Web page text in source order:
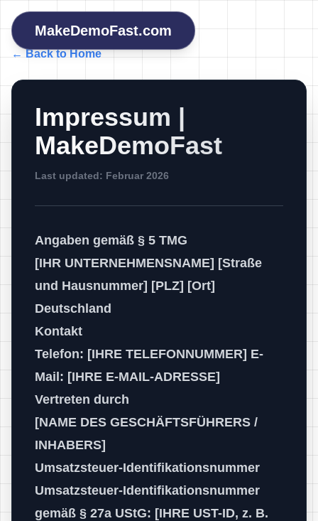
MakeDemoFast.com
← Back to Home
Impressum |
MakeDemoFast
Last updated: Februar 2026
Angaben gemäß § 5 TMG
[IHR UNTERNEHMENSNAME] [Straße
und Hausnummer] [PLZ] [Ort]
Deutschland
Kontakt
Telefon: [IHRE TELEFONNUMMER] E-
Mail: [IHRE E-MAIL-ADRESSE]
Vertreten durch
[NAME DES GESCHÄFTSFÜHRERS /
INHABERS]
Umsatzsteuer-Identifikationsnummer
Umsatzsteuer-Identifikationsnummer
gemäß § 27a UStG: [IHRE UST-ID, z. B.